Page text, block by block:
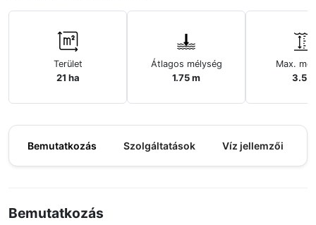
Terület
21 ha
Átlagos mélység
1.75 m
Max.
3.5
Bemutatkozás Szolgáltatások Víz jellemzői
Bemutatkozás